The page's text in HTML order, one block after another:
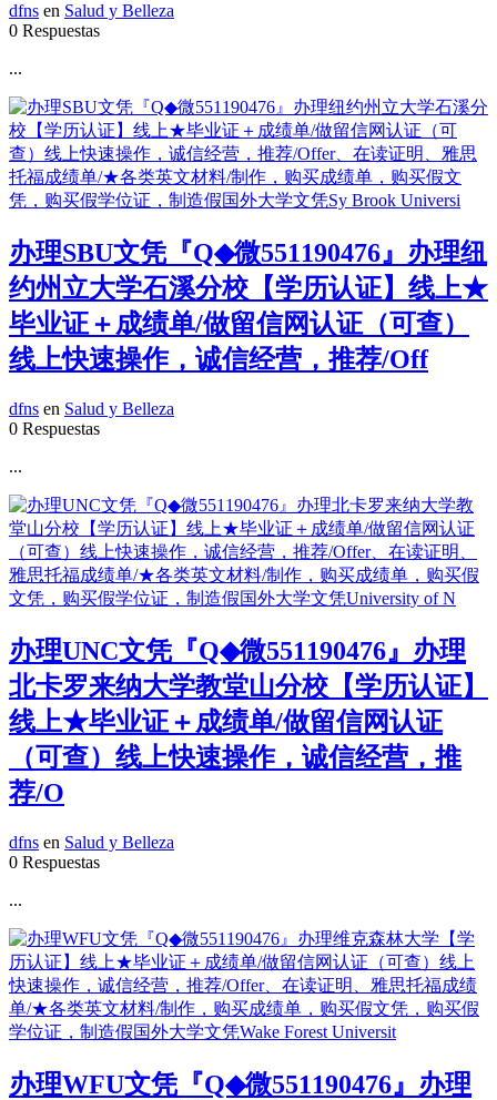
dfns en Salud y Belleza
0 Respuestas
...
办理SBU文凭『Q◆微551190476』办理纽
约州立大学石溪分校【学历认证】线上★
毕业证＋成绩单/做留信网认证（可查）
线上快速操作，诚信经营，推荐/Off
dfns en Salud y Belleza
0 Respuestas
...
办理UNC文凭『Q◆微551190476』办理
北卡罗来纳大学教堂山分校【学历认证】
线上★毕业证＋成绩单/做留信网认证
（可查）线上快速操作，诚信经营，推
荐/O
dfns en Salud y Belleza
0 Respuestas
...
办理WFU文凭『Q◆微551190476』办理